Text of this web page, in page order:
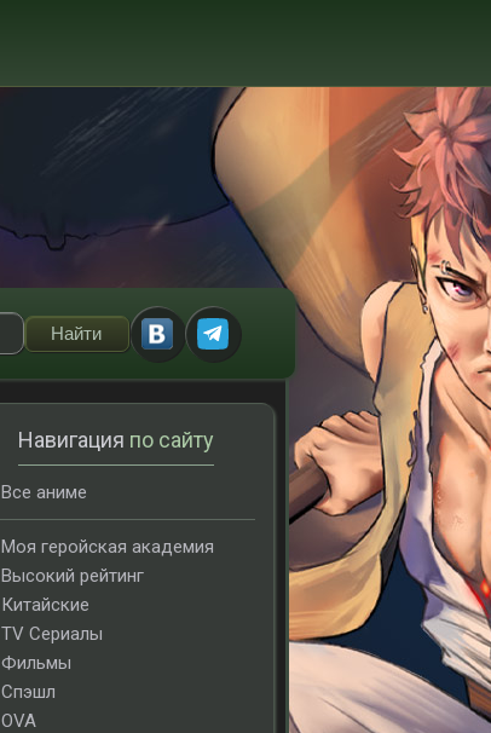
Навигация по сайту
Все аниме
Моя геройская академия
Высокий рейтинг
Китайские
TV Сериалы
Фильмы
Спэшл
OVA